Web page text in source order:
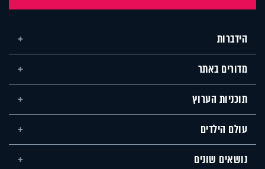
הידברות
מדורים באתר
תוכניות הערוץ
עולם הילדים
נושאים שונים